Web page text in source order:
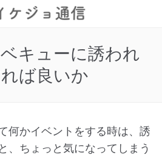
キューに誘われ
ば良いか
何かイベントをする時は、誘
、ちょっと気になってしまう